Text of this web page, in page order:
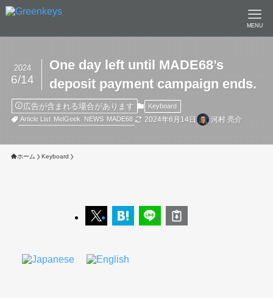
MENU
One day left until MADE68’s
deposit payment campaign ends.
2024
6/14
広告が含まれる場合があります
Keyboard
Article List
MelGeek NEWS MADE68 2024年6月14日 河村 亮介
ホーム Keyboard